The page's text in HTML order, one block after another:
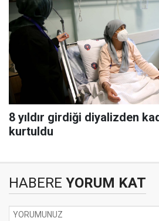
8 yıldır girdiği diyalizden
kurtuldu
HABERE YORUM KAT